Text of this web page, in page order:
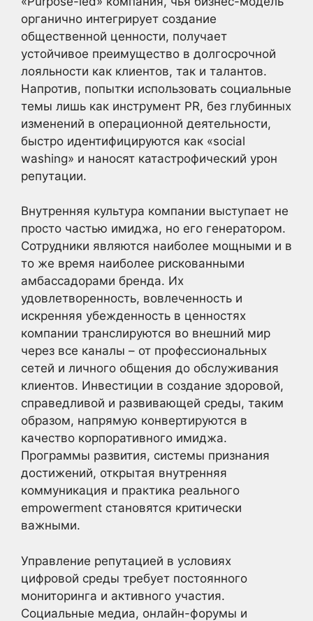
органично интегрирует создание
общественной ценности, получает
устойчивое преимущество в долгосрочной
лояльности как клиентов, так и талантов.
Напротив, попытки использовать социальные
темы лишь как инструмент PR, без глубинных
изменений в операционной деятельности,
быстро идентифицируются как «social
washing» и наносят катастрофический урон
репутации.
Внутренняя культура компании выступает не
просто частью имиджа, но его генератором.
Сотрудники являются наиболее мощными и в
то же время наиболее рискованными
амбассадорами бренда. Их
удовлетворенность, вовлеченность и
искренняя убежденность в ценностях
компании транслируются во внешний мир
через все каналы – от профессиональных
сетей и личного общения до обслуживания
клиентов. Инвестиции в создание здоровой,
справедливой и развивающей среды, таким
образом, напрямую конвертируются в
качество корпоративного имиджа.
Программы развития, системы признания
достижений, открытая внутренняя
коммуникация и практика реального
empowerment становятся критически
важными.
Управление репутацией в условиях
цифровой среды требует постоянного
мониторинга и активного участия.
Социальные медиа, онлайн-форумы и